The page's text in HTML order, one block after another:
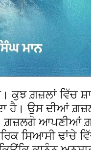
ਕੁਝ ਗ਼ਜ਼ਲਾਂ ਵਿੱਚ
ਹੈ। ਉਸ ਦੀਆਂ
ਗ਼ਜ਼ਲਗੋ ਆਪਣੀਆਂ
ਸਿਆਸੀ ਢਾਂਚੇ